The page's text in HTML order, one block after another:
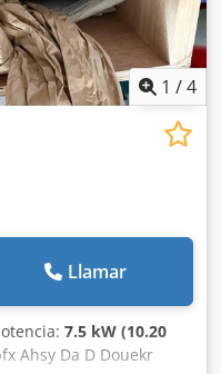
1 /4
Llamar
7.5 kW (10.20
Ahsy Da D Douekr